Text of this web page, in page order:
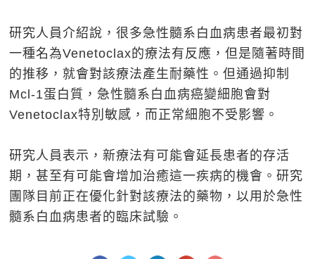
研究人員介紹說，很多急性髓系白血病患者最初對
一種名為Venetoclax的療法有反應，但是隨著時間
的推移，就會對該療法產生耐藥性。但通過抑制
Mcl-1蛋白質，急性髓系白血病癌變細胞會對
Venetoclax特別敏感，而正常細胞不受影響。
研究人員表示，新療法有可能會延長患者的存活
期，甚至有可能會增加治癒這一疾病的機會。研究
團隊目前正在優化針對該療法的藥物，以用於急性
髓系白血病患者的臨床試驗。